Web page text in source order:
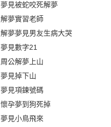
夢見被蛇咬死解夢
解夢實習老師
解夢夢見男友生病大哭
夢見數字21
周公解夢上山
夢見掉下山
夢見項鍊號碼
懷孕夢到狗死掉
夢見小鳥飛來